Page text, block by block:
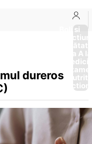
Boli si
Afectiuni
Sănătate
de la A
dureros